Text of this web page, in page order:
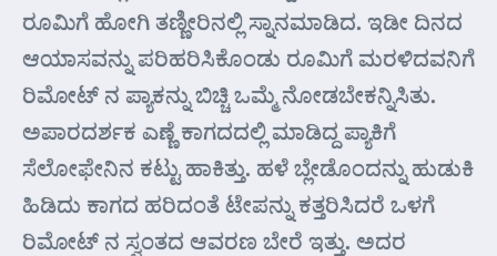
ರೂಮಿಗೆ ಹೋಗಿ ತಣ್ಣೀರಿನಲ್ಲಿ ಸ್ನಾನಮಾಡಿದ. ಇಡೀ ದಿನದ
ಆಯಾಸವನ್ನು ಪರಿಹರಿಸಿಕೊಂಡು ರೂಮಿಗೆ ಮರಳಿದವನಿಗೆ
ರಿಮೋಟ್ ನ ಪ್ಯಾಕನ್ನು ಬಿಚ್ಚಿ ಒಮ್ಮೆ ನೋಡಬೇಕನ್ನಿಸಿತು.
ಅಪಾರದರ್ಶಕ ಎಣ್ಣೆ ಕಾಗದದಲ್ಲಿ ಮಾಡಿದ್ದ ಪ್ಯಾಕಿಗೆ
ಸೆಲೋಫೇನಿನ ಕಟ್ಟು ಹಾಕಿತ್ತು. ಹಳೆ ಬ್ಲೇಡೊಂದನ್ನು ಹುಡುಕಿ
ಹಿಡಿದು ಕಾಗದ ಹರಿದಂತೆ ಟೇಪನ್ನು ಕತ್ತರಿಸಿದರೆ ಒಳಗೆ
ರಿಮೋಟ್ ನ ಸ್ವಂತದ ಆವರಣ ಬೇರೆ ಇತ್ತು. ಅದರ